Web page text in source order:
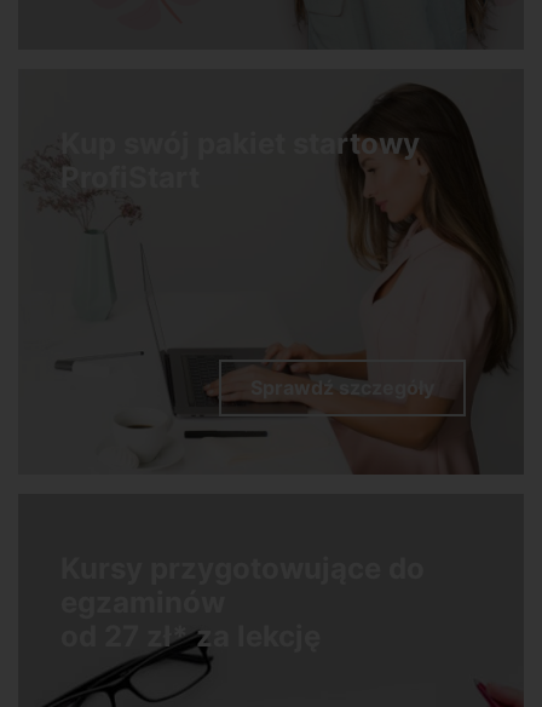
Kup swój pakiet startowy
ProfiStart
Sprawdź szczegóły
od 27 zł* za lekcję